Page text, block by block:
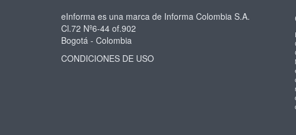
eInforma es una marca de Informa Colombia S.A.
Cl.72 Nº6-44 of.902
Bogotá - Colombia
CONDICIONES DE USO